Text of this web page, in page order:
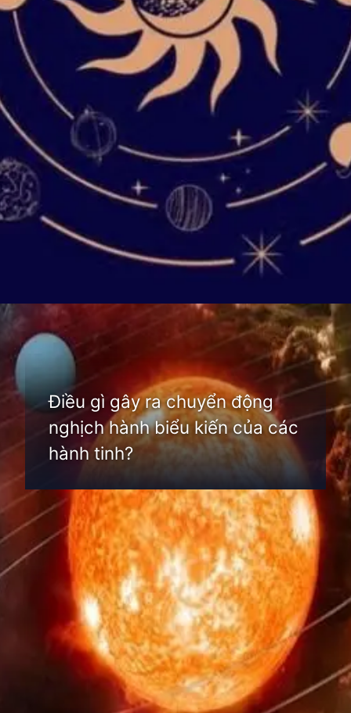
Đang mở https://thienvanhoc.edu.vn/nghich-hanh-la-gi
Điều gì gây ra chuyển động
nghịch hành biểu kiến của các
hành tinh?